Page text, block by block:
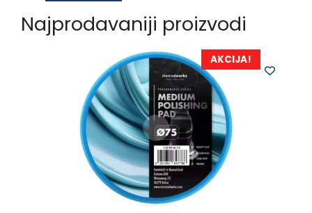
Najprodavaniji proizvodi
AKCIJA!